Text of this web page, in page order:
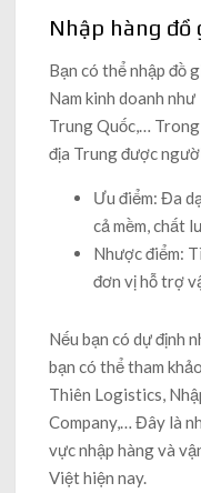
Nhập hàng đồ
Bạn có thể nhập đồ
Nam kinh doanh
Trung Quốc,…
địa Trung được
Ưu điểm: Đa
cả mềm, chất
Nhược điểm:
đơn vị hỗ trợ
Nếu bạn có dự định
bạn có thể tham
Thiên Logistics,
Company,… Đây là
vực nhập hàng và
Việt hiện nay.